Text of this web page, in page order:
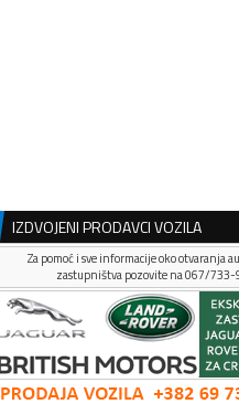
IZDVOJENI PRODAVCI VOZILA
Za pomoć i sve informacije oko otvaranja
zastupništva pozovite na 067/733-